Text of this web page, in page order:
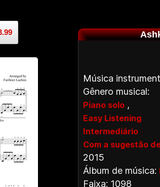
Música
Gênero musical:
Piano solo ,
Easy Listening
Intermediário
Com a sugestão
2015
Álbum de música:
Faixa: 1098